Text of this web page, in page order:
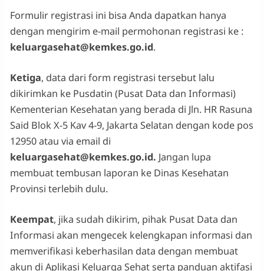
Formulir registrasi ini bisa Anda dapatkan hanya
dengan mengirim e-mail permohonan registrasi ke :
keluargasehat@kemkes.go.id.
Ketiga, data dari form registrasi tersebut lalu
dikirimkan ke Pusdatin (Pusat Data dan Informasi)
Kementerian Kesehatan yang berada di Jln. HR Rasuna
Said Blok X-5 Kav 4-9, Jakarta Selatan dengan kode pos
12950 atau via email di
keluargasehat@kemkes.go.id. Jangan lupa
membuat tembusan laporan ke Dinas Kesehatan
Provinsi terlebih dulu.
Keempat, jika sudah dikirim, pihak Pusat Data dan
Informasi akan mengecek kelengkapan informasi dan
memverifikasi keberhasilan data dengan membuat
akun di Aplikasi Keluarga Sehat serta panduan aktifasi